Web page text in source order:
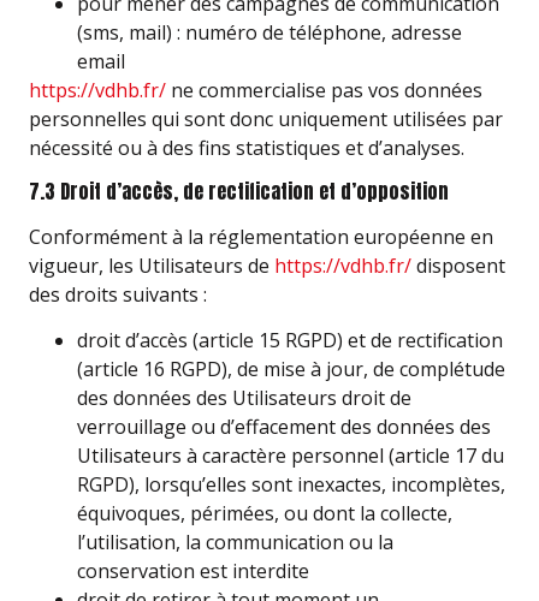
(sms, mail) : numéro de téléphone, adresse
email
https://vdhb.fr/ ne commercialise pas vos données
personnelles qui sont donc uniquement utilisées par
nécessité ou à des fins statistiques et d’analyses.
7.3 Droit d’accès, de rectification et d’opposition
Conformément à la réglementation européenne en
vigueur, les Utilisateurs de https://vdhb.fr/disposent
des droits suivants :
droit d’accès (article 15 RGPD) et de rectification
(article 16 RGPD), de mise à jour, de complétude
des données des Utilisateurs droit de
verrouillage ou d’effacement des données des
Utilisateurs à caractère personnel (article 17 du
RGPD), lorsqu’elles sont inexactes, incomplètes,
équivoques, périmées, ou dont la collecte,
l’utilisation, la communication ou la
conservation est interdite